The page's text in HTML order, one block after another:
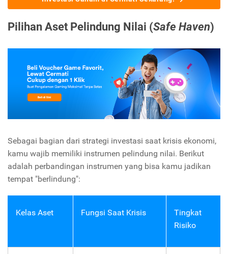
Pilihan Aset Pelindung Nilai (Safe Haven)
Sebagai bagian dari strategi investasi saat krisis ekonomi,
kamu wajib memiliki instrumen pelindung nilai. Berikut
adalah perbandingan instrumen yang bisa kamu jadikan
tempat "berlindung":
Kelas Aset Fungsi Saat Krisis
Tingkat
Risiko